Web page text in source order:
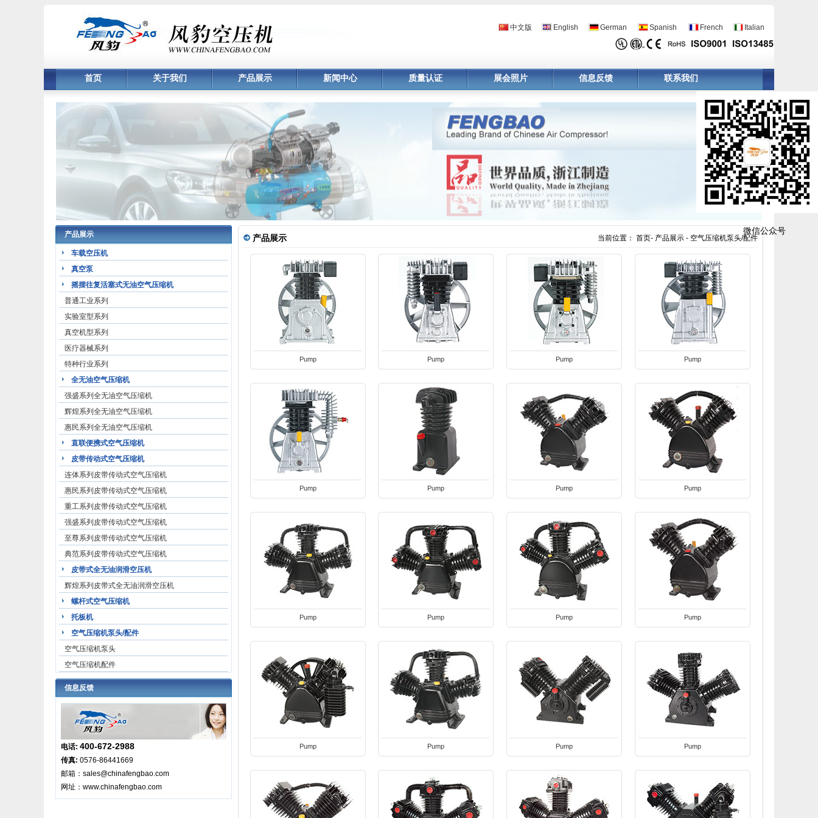
中文版 English German Spanish French Italian
首页 关于我们 产品展示 新闻中心 质量认证 展会照片 信息反馈 联系我们
产品展示
车载空压机
真空泵
摇摆往复活塞式无油空气压缩机
普通工业系列
实验室型系列
真空机型系列
医疗器械系列
特种行业系列
全无油空气压缩机
强盛系列全无油空气压缩机
辉煌系列全无油空气压缩机
惠民系列全无油空气压缩机
直联便携式空气压缩机
皮带传动式空气压缩机
连体系列皮带传动式空气压缩机
惠民系列皮带传动式空气压缩机
重工系列皮带传动式空气压缩机
强盛系列皮带传动式空气压缩机
至尊系列皮带传动式空气压缩机
典范系列皮带传动式空气压缩机
皮带式全无油润滑空压机
辉煌系列皮带式全无油润滑空压机
螺杆式空气压缩机
托板机
空气压缩机泵头/配件
空气压缩机泵头
空气压缩机配件
信息反馈
电话: 400-672-2988
传真: 0576-86441669
邮箱： sales@chinafengbao.com
网址： www.chinafengbao.com
产品展示 当前位置： 首页- 产品展示 - 空气压缩机泵头/配件
Pump Pump Pump Pump
Pump Pump Pump Pump
Pump Pump Pump Pump
Pump Pump Pump Pump
微信公众号